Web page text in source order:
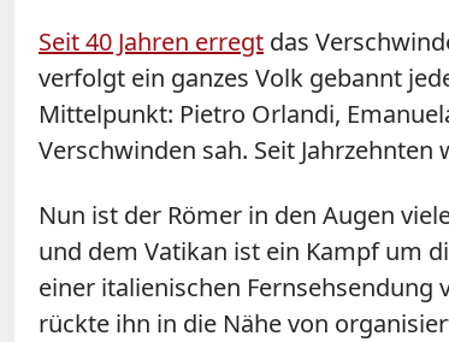
Seit 40 Jahren erregt das
verfolgt ein ganzes Volk gebannt
Mittelpunkt: Pietro Orlandi,
Verschwinden sah. Seit
Nun ist der Römer in den Augen
und dem Vatikan ist ein Kampf um
einer italienischen Fernsehsendung
rückte ihn in die Nähe von